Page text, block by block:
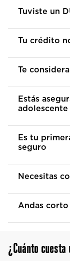
Tuviste un
Tu crédito
Te
Estás
adolescente
Es tu
seguro
Necesitas
Andas
¿Cuánto cuesta